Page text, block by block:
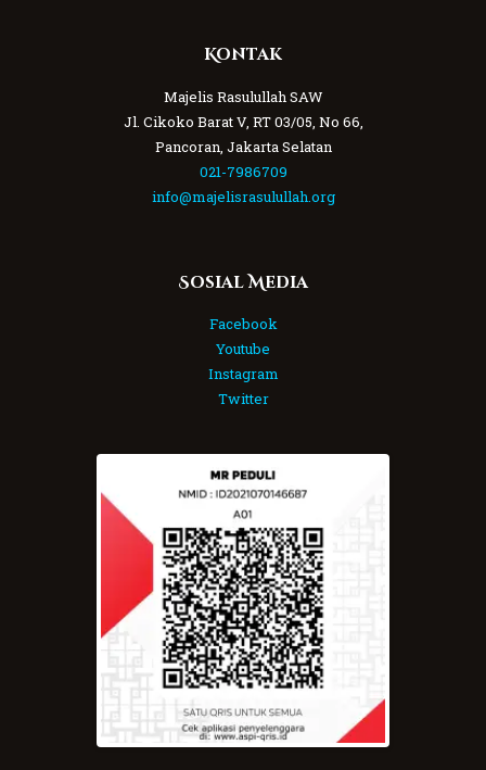
Kontak
Majelis Rasulullah SAW
Jl. Cikoko Barat V, RT 03/05, No 66,
Pancoran, Jakarta Selatan
021-7986709
info@majelisrasulullah.org
Sosial Media
Facebook
Youtube
Instagram
Twitter